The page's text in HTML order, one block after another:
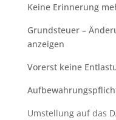
Keine Erinnerung
Grundsteuer –
anzeigen
Vorerst keine
Umstellung auf das